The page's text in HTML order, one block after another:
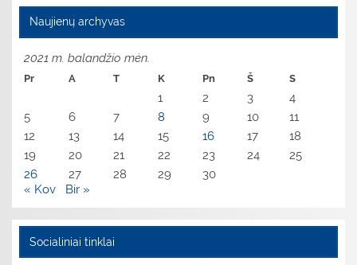
Naujienų archyvas
2021 m. balandžio mėn.
Pr A T K Pn Š S
1 2 3
4
5
6 7 8 9 10
11
12
13 14 15 16 17
18
19
20 21 22 23 24
25
26
27 28 29
30
« Kov
Bir »
Socialiniai tinklai